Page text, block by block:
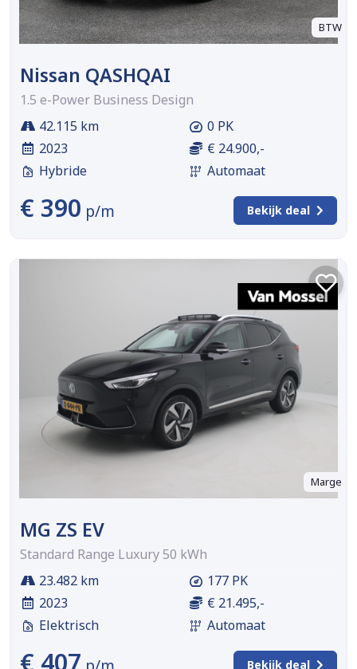
BTW
Nissan QASHQAI
1.5 e-Power Business Design
42.115 km
2023
Hybride
0 PK
€ 24.900,-
Automaat
€ 390 p/m Bekijk deal
Marge
MG ZS EV
Standard Range Luxury 50 kWh
23.482 km
2023
Elektrisch
177 PK
€ 21.495,-
Automaat
€ 407 Bekijk deal